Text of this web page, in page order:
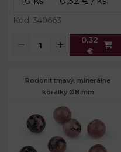
Kód: 340663
0,32
€
Rodonit tmavý, minerálne
korálky Ø8 mm